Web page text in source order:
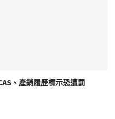
、產銷履歷標示恐遭罰